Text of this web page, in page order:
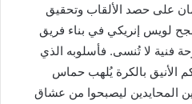
على حصد الألقاب وتحقيق
لويس إنريكي في بناء فريق
فنية لا تُنسى. فأسلوبه الذي
الأنيق بالكرة يُلهب حماس
المحايدين ليصبحوا من عشاق